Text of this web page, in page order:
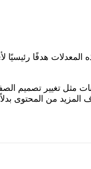
هدفًا رئيسيًا
مثل تغيير تصميم
من المحتوى